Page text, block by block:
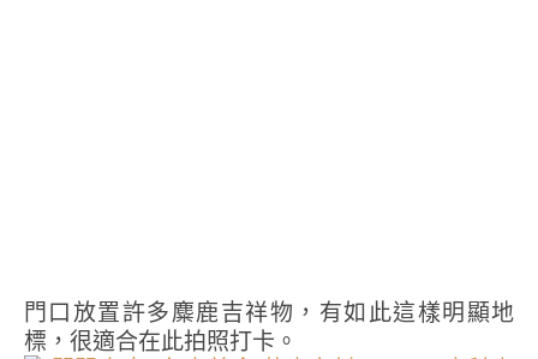
門口放置許多麋鹿吉祥物，有如此這樣明顯地
標，很適合在此拍照打卡。